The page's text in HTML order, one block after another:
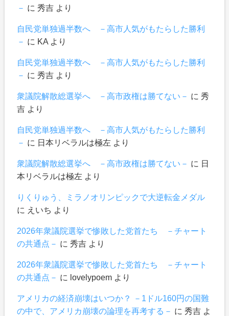
－ に 秀吉より
自民党単独過半数へ －高市人気がもたらした勝利
－ に KAより
自民党単独過半数へ －高市人気がもたらした勝利
－ に 秀吉より
衆議院解散総選挙へ －高市政権は勝てない－ に 秀
吉より
自民党単独過半数へ －高市人気がもたらした勝利
－ に 日本リベラルは極左 より
衆議院解散総選挙へ －高市政権は勝てない－ に 日
本リベラルは極左 より
りくりゅう、ミラノオリンピックで大逆転金メダル
に えいち より
2026年衆議院選挙で惨敗した党首たち －チャート
の共通点－ に 秀吉より
2026年衆議院選挙で惨敗した党首たち －チャート
の共通点－ に lovelypoemより
アメリカの経済崩壊はいつか？ －1ドル160円の国難
の中で、アメリカ崩壊の論理を再考する－ に 秀吉よ